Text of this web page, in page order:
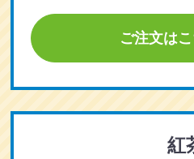
ご注文は
紅